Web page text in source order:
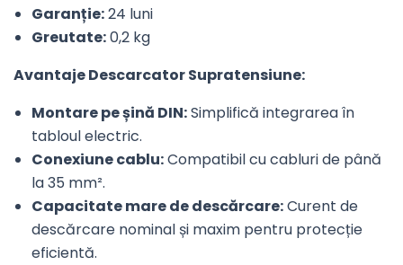
Garanție:24 luni
Greutate:0,2 kg
Avantaje Descarcator Supratensiune:
Montare pe șină DIN:Simplifică integrarea în
tabloul electric.
Conexiune cablu:Compatibil cu cabluri de până
la 35 mm².
Capacitate mare de descărcare:Curent de
descărcare nominal și maxim pentru protecție
eficientă.